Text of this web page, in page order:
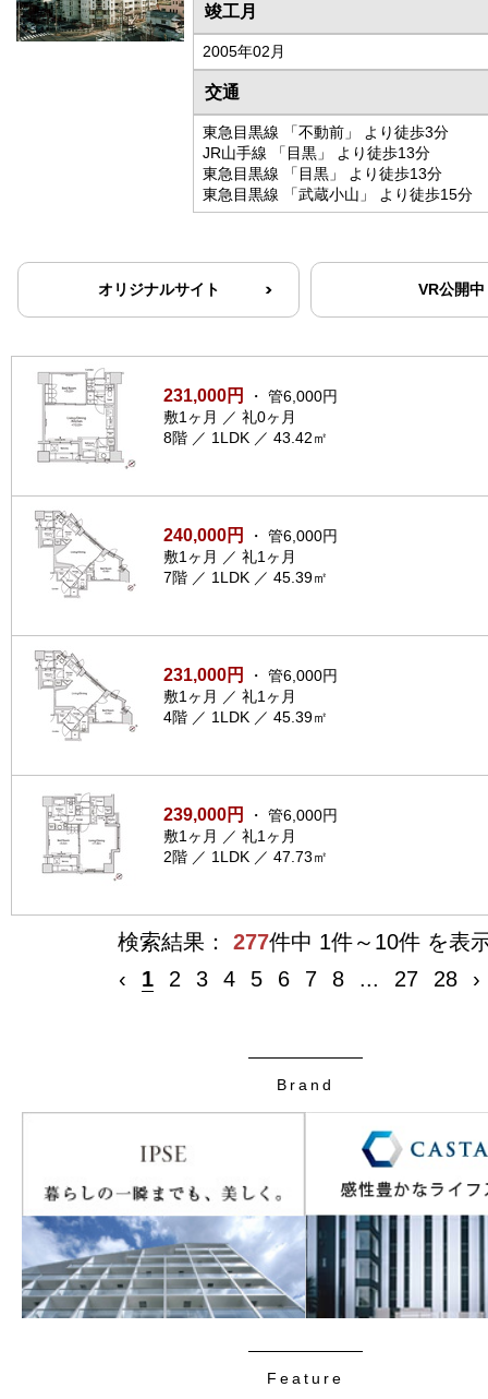
竣工月
2005年02月
交通
東急目黒線 「不動前」 より徒歩3分
JR山手線 「目黒」 より徒歩13分
東急目黒線 「目黒」 より徒歩13分
東急目黒線 「武蔵小山」 より徒歩15分
オリジナルサイト VR公開中
231,000円
・ 管6,000円
敷1ヶ月 ／ 礼0ヶ月
8階 ／ 1LDK ／ 43.42㎡
240,000円
・ 管6,000円
敷1ヶ月 ／ 礼1ヶ月
7階 ／ 1LDK ／ 45.39㎡
231,000円
・ 管6,000円
敷1ヶ月 ／ 礼1ヶ月
4階 ／ 1LDK ／ 45.39㎡
239,000円
・ 管6,000円
敷1ヶ月 ／ 礼1ヶ月
2階 ／ 1LDK ／ 47.73㎡
検索結果： 277件中 1件～10件 を表
‹
1 2 3 4 5 6 7 8 ... 27 28 ›
Brand
Feature